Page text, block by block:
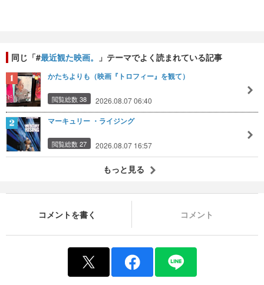
同じ「#最近観た映画。 」テーマでよく読まれている記事
かたちよりも（映画『トロフィー』を観て）
閲覧総数 38 2026.08.07 06:40
マーキュリー ・ライジング
閲覧総数 27 2026.08.07 16:57
もっと見る
コメントを書く コメント